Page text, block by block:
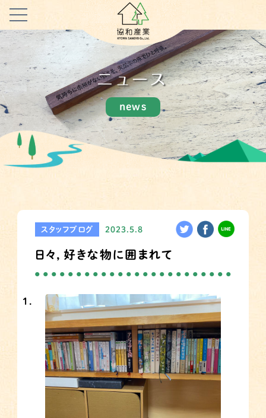
ニュース
news
スタッフブログ 2023.5.8
日々，好きな物に囲まれて